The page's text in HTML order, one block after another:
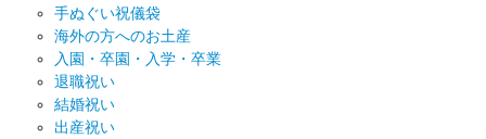
手ぬぐい祝儀袋
海外の方へのお土産
入園・卒園・入学・卒業
退職祝い
結婚祝い
出産祝い